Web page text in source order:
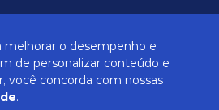
melhorar o desempenho e
de personalizar conteúdo e
você concorda com nossas
.